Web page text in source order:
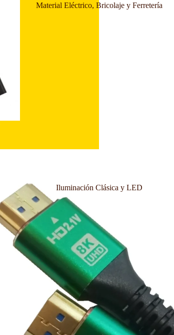
Material Eléctrico, Bricolaje y Ferretería
Iluminación Clásica y LED